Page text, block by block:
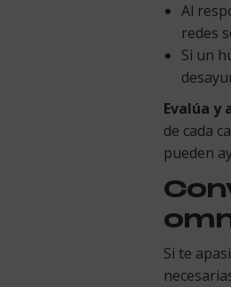
Al
redes
Si un
Evalúa
de cada
pueden
Si te